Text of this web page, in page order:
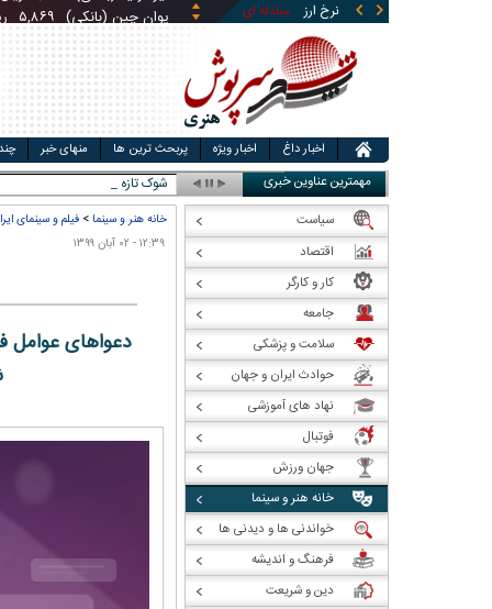
نرخ ارز مبادله ای قیمت طلا قیمت سکه
یوان چین (بانکی) ۵,۸۶۹
اخبار داغ اخبار ویژه پربحث ترین ها منهای خبر
مهمترین عناوین خبری شوک تازه به معادن؛ گازو _
۱۲:۳۹ - ۰۲ آبان ۱۳۹۹
خانه هنر و سینما >فیلم و سینمای
دعواهای عوامل
سیاست
اقتصاد
کار و کارگر
جامعه
سلامت و پزشکی
حوادث ایران و جهان
نهاد های آموزشی
فوتبال
جهان ورزش
خانه هنر و سینما
خواندنی ها و دیدنی ها
فرهنگ و اندیشه
دین و شریعت